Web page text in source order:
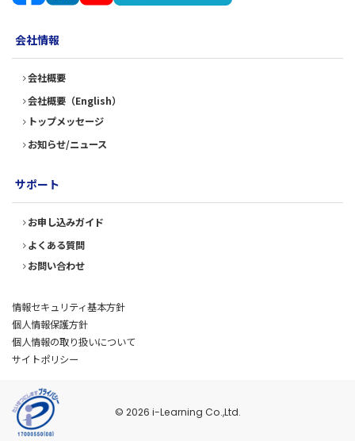
会社情報
会社概要
会社概要（English）
トップメッセージ
お知らせ/ニュース
サポート
お申し込みガイド
よくある質問
お問い合わせ
情報セキュリティ基本方針
個人情報保護方針
個人情報の取り扱いについて
サイトポリシー
© 2026 i-Learning Co.,Ltd.